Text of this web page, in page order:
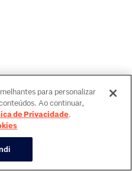
para personalizar
Ao continuar,
de Privacidade.